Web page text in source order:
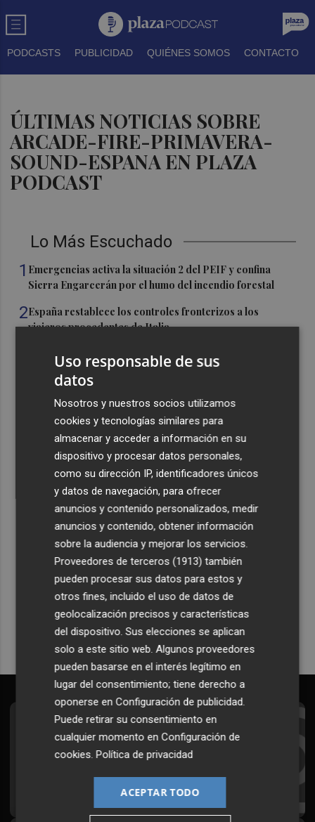
PODCASTS PUBLICIDAD QUIÉNES SOMOS CONTACTO
ÚLTIMAS NOTICIAS SOBRE
ARCADE-FIRE-PRIMAVERA-
SOUND-ESPANA EN PLAZA
PODCAST
Lo Más Escuchado
1 Emergencias activa la situación 2 del PEIF y confina
Sierra Engarcerán por el humo del incendio forestal
2España restablece los controles fronterizos a los
viajeros procedentes de Italia
El homenaje a Ferran Torres en Foios, en imágenes
Ferran Torres, recibido con un baño de masas en su
pueblo: "Allá donde voy siempre digo que soy de Foios"
Foios se vuelca con Ferran Torres
Recibe toda la actualidad de
Plaza Podcast en tu correo
Quiero suscribirme
Suscríbete al Boletín
Todos los días a primera hora en tu email
¡Quiero suscribirme!
Uso responsable de sus
datos
Nosotros y nuestros socios utilizamos
cookies y tecnologías similares para
almacenar y acceder a información en su
dispositivo y procesar datos personales,
como su dirección IP, identificadores únicos
y datos de navegación, para ofrecer
anuncios y contenido personalizados, medir
anuncios y contenido, obtener información
sobre la audiencia y mejorar los servicios.
Proveedores de terceros (1913) también
pueden procesar sus datos para estos y
otros fines, incluido el uso de datos de
geolocalización precisos y características
del dispositivo. Sus elecciones se aplican
solo a este sitio web. Algunos proveedores
pueden basarse en el interés legítimo en
lugar del consentimiento; tiene derecho a
oponerse enConfiguración de publicidad
Puede retirar su consentimiento en
cualquier momento enConfiguración de
cookies .Política de privacidad
ACEPTAR TODO